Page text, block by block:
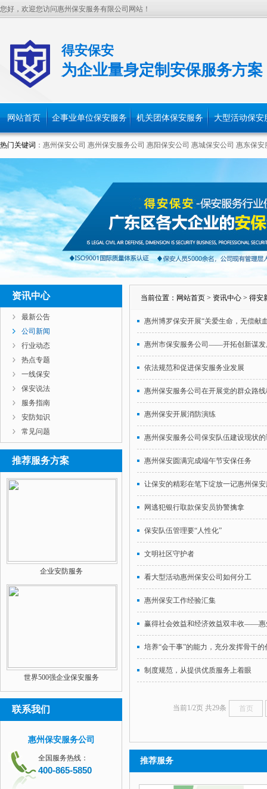
您好，欢迎您访问惠州保安服务有限公司网站！
得安保安
为企业量身定制安保服务方案
网站首页 企事业单位保安服务 机关团体保安服务 大型活动保安
热门关键词 ： 惠州保安公司 惠州保安服务公司 惠阳保安公司 惠城保安公司 惠东保安
资讯中心
最新公告
公司新闻
行业动态
热点专题
一线保安
保安说法
服务指南
安防知识
常见问题
推荐服务方案
企业安防服务
世界500强企业保安服务
联系我们
惠州保安服务公司
全国服务热线：
400-865-5850
当前位置： 网站首页 > 资讯中心 > 得安
惠州博罗保安开展“关爱生命，无偿献
惠州市保安服务公司——开拓创新谋发
依法规范和促进保安服务业发展
惠州保安服务公司在开展党的群众路
惠州保安开展消防演练
惠州保安服务公司保安队伍建设现状
惠州保安圆满完成端午节安保任务
让保安的精彩在笔下绽放一记惠州保
网逃犯银行取款保安员协警擒拿
保安队伍管理要“人性化”
文明社区守护者
看大型活动惠州保安公司如何分工
惠州保安工作经验汇集
赢得社会效益和经济效益双丰收——惠
培养“会干事”的能力，充分发挥骨干的
制度规范，从提供优质服务上着眼
当前1/2页 共29条 首页
推荐服务